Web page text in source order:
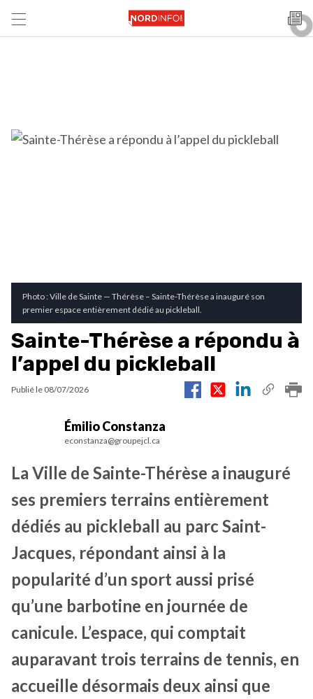
Photo : Ville de Sainte — Thérèse – Sainte-Thérèse a inauguré son
premier espace entièrement dédié au pickleball.
Sainte-Thérèse a répondu à
l’appel du pickleball
Publié le 08/07/2026
Émilio Constanza
econstanza@groupejcl.ca
La Ville de Sainte-Thérèse a inauguré
ses premiers terrains entièrement
dédiés au pickleball au parc Saint-
Jacques, répondant ainsi à la
popularité d’un sport aussi prisé
qu’une barbotine en journée de
canicule. L’espace, qui comptait
auparavant trois terrains de tennis, en
accueille désormais deux ainsi que